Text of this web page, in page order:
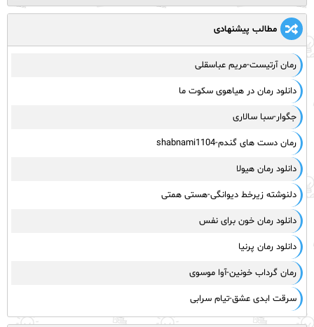
مطالب پیشنهادی
رمان آرتیست-مریم عباسقلی
دانلود رمان در هیاهوی سکوت ما
جگوار-سبا سالاری
رمان دست های گندم-shabnami1104
دانلود رمان هیولا
دلنوشته زیرخط دیوانگی-هستی همتی
دانلود رمان خون برای نفس
دانلود رمان پرنیا
رمان گرداب خونین-آوا موسوی
سرقت ابدی عشق-تیام سرابی